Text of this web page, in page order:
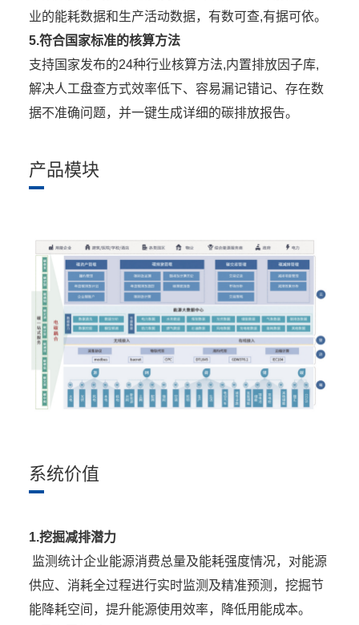
业的能耗数据和生产活动数据，有数可查,有据可依。
5.符合国家标准的核算方法
支持国家发布的24种行业核算方法,内置排放因子库,
解决人工盘查方式效率低下、容易漏记错记、存在数
据不准确问题，并一键生成详细的碳排放报告。
产品模块
系统价值
1.挖掘减排潜力
监测统计企业能源消费总量及能耗强度情况，对能源
供应、消耗全过程进行实时监测及精准预测，挖掘节
能降耗空间，提升能源使用效率，降低用能成本。